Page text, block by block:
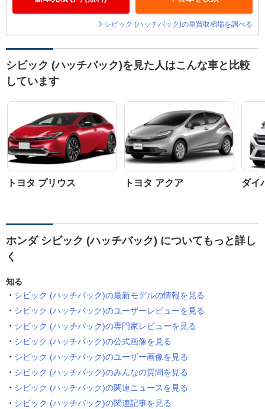
シビック (ハッチバック)の車買取相場を調べる
シビック (ハッチバック)を見た人はこんな車と比較
しています
トヨタ プリウス トヨタ アクア ダイ
ホンダ シビック (ハッチバック) についてもっと詳し
く
知る
シビック (ハッチバック)の最新モデルの情報を見る
シビック (ハッチバック)のユーザーレビューを見る
シビック (ハッチバック)の専門家レビューを見る
シビック (ハッチバック)の公式画像を見る
シビック (ハッチバック)のユーザー画像を見る
シビック (ハッチバック)のみんなの質問を見る
シビック (ハッチバック)の関連ニュースを見る
シビック (ハッチバック)の関連記事を見る